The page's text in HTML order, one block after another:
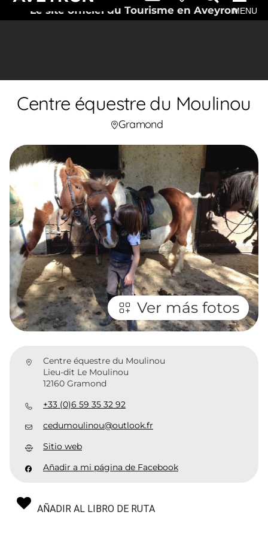
Le site officiel du Tourisme en AveyronMENU
Centre équestre du Moulinou
Gramond
Ver más fotos
Centre équestre du Moulinou
Lieu-dit Le Moulinou
12160 Gramond
+33 (0)6 59 35 32 92
cedumoulinou@outlook.fr
Sitio web
Añadir a mi página de Facebook
AÑADIR AL LIBRO DE RUTA